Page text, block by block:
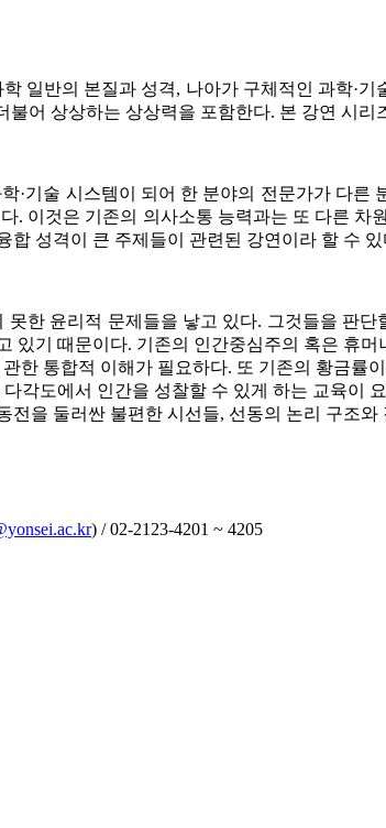
일반의 본질과 성격, 나아가 구체적인 과학·
어 상상하는 상상력을 포함한다. 본 강연 시
·기술 시스템이 되어 한 분야의 전문가가 다
. 이것은 기존의 의사소통 능력과는 또 다른
합 성격이 큰 주제들이 관련된 강연이라 할 수 있
한 윤리적 문제들을 낳고 있다. 그것들을 판
있기 때문이다. 기존의 인간중심주의 혹은 휴
한 통합적 이해가 필요하다. 또 기존의 황금
각도에서 인간을 성찰할 수 있게 하는 교육이
을 둘러싼 불편한 시선들, 선동의 논리 구조와
) / 02-2123-4201 ~ 4205